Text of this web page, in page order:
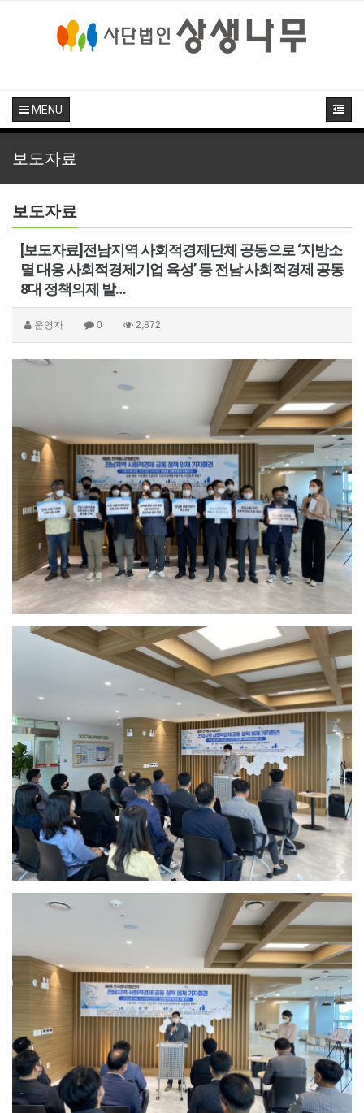
MENU
보도자료
보도자료
[보도자료]전남지역 사회적경제단체 공동으로 ‘지방소
멸 대응 사회적경제기업 육성’ 등 전남 사회적경제 공동
8대 정책의제 발…
운영자 0 2,872